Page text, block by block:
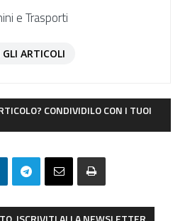
e Trasporti
ARTICOLI
CONDIVIDILO CON I TUOI